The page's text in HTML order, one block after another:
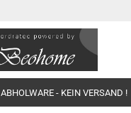
ABHOLWARE - KEIN VERSAND !